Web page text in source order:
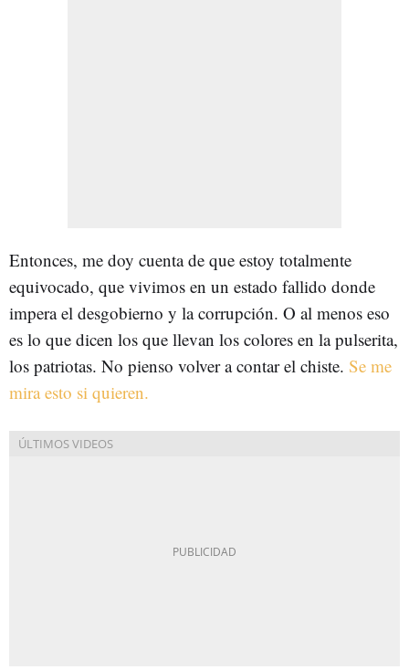
Entonces, me doy cuenta de que estoy totalmente
equivocado, que vivimos en un estado fallido donde
impera el desgobierno y la corrupción. O al menos eso
es lo que dicen los que llevan los colores en la pulserita,
los patriotas. No pienso volver a contar el chiste. Se me
mira esto si quieren.